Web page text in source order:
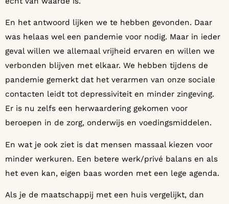
En het antwoord lijken we te hebben gevonden. Daar
was helaas wel een pandemie voor nodig. Maar in ieder
geval willen we allemaal vrijheid ervaren en willen we
verbonden blijven met elkaar. We hebben tijdens de
pandemie gemerkt dat het verarmen van onze sociale
contacten leidt tot depressiviteit en minder zingeving.
Er is nu zelfs een herwaardering gekomen voor
beroepen in de zorg, onderwijs en voedingsmiddelen.
En wat je ook ziet is dat mensen massaal kiezen voor
minder werkuren. Een betere werk/privé balans en als
het even kan, eigen baas worden met een lege agenda.
Als je de maatschappij met een huis vergelijkt, dan